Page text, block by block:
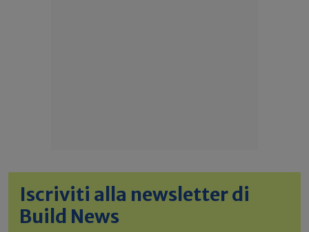
Iscriviti alla newsletter di
Build News